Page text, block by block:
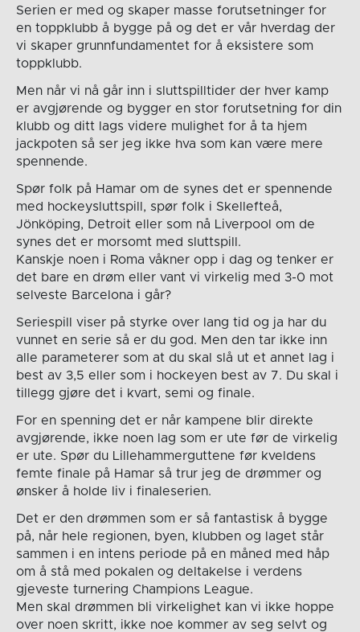
Serien er med og skaper masse forutsetninger for
en toppklubb å bygge på og det er vår hverdag der
vi skaper grunnfundamentet for å eksistere som
toppklubb.
Men når vi nå går inn i sluttspilltider der hver kamp
er avgjørende og bygger en stor forutsetning for din
klubb og ditt lags videre mulighet for å ta hjem
jackpoten så ser jeg ikke hva som kan være mere
spennende.
Spør folk på Hamar om de synes det er spennende
med hockeysluttspill, spør folk i Skellefteå,
Jönköping, Detroit eller som nå Liverpool om de
synes det er morsomt med sluttspill.
Kanskje noen i Roma våkner opp i dag og tenker er
det bare en drøm eller vant vi virkelig med 3-0 mot
selveste Barcelona i går?
Seriespill viser på styrke over lang tid og ja har du
vunnet en serie så er du god. Men den tar ikke inn
alle parameterer som at du skal slå ut et annet lag i
best av 3,5 eller som i hockeyen best av 7. Du skal i
tillegg gjøre det i kvart, semi og finale.
For en spenning det er når kampene blir direkte
avgjørende, ikke noen lag som er ute før de virkelig
er ute. Spør du Lillehammerguttene før kveldens
femte finale på Hamar så trur jeg de drømmer og
ønsker å holde liv i finaleserien.
Det er den drømmen som er så fantastisk å bygge
på, når hele regionen, byen, klubben og laget står
sammen i en intens periode på en måned med håp
om å stå med pokalen og deltakelse i verdens
gjeveste turnering Champions League.
Men skal drømmen bli virkelighet kan vi ikke hoppe
over noen skritt, ikke noe kommer av seg selvt og